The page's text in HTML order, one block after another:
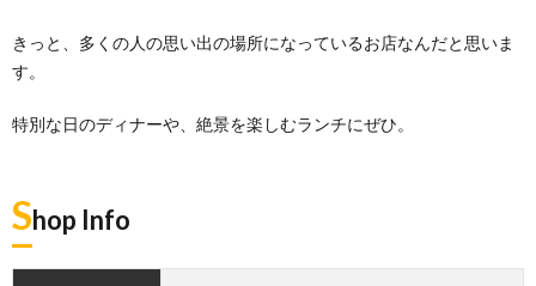
きっと、多くの人の思い出の場所になっているお店なんだと思いま
す。
特別な日のディナーや、絶景を楽しむランチにぜひ。
Shop Info